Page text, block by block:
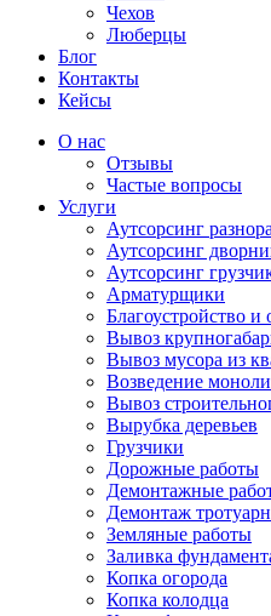
Чехов
Люберцы
Блог
Контакты
Кейсы
О нас
Отзывы
Частые вопросы
Услуги
Аутсорсинг
Аутсорсинг
Аутсорсинг
Арматурщики
Благоустройство и
Вывоз
Вывоз мусора из
Возведение
Вывоз
Вырубка деревьев
Грузчики
Дорожные работы
Демонтажные
Демонтаж
Земляные работы
Заливка
Копка огорода
Копка колодца